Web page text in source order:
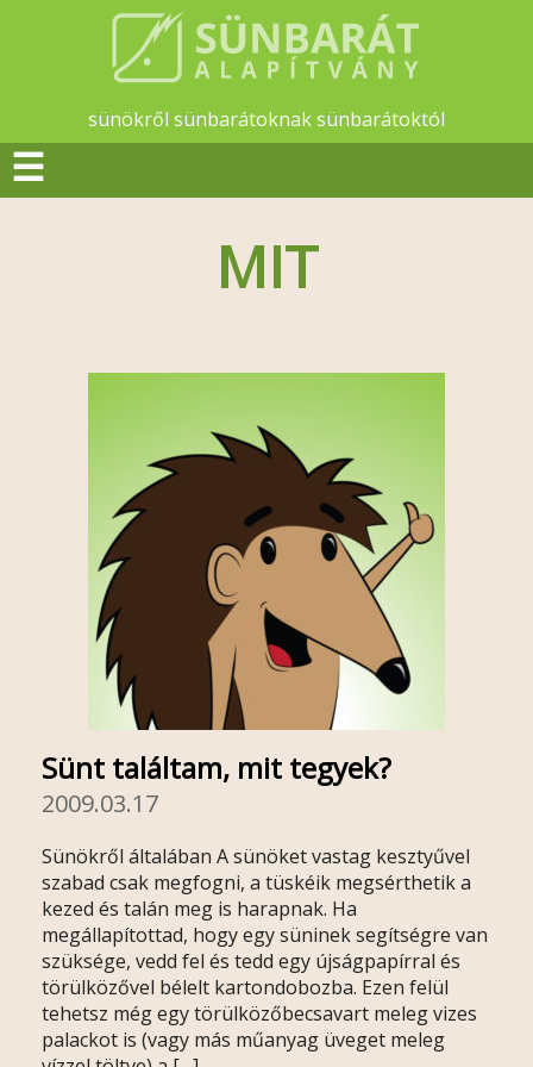
sünökről sünbarátoknak sünbarátoktól
☰
MIT
Sünt találtam, mit tegyek?
2009.03.17
Sünökről általában A sünöket vastag kesztyűvel
szabad csak megfogni, a tüskéik megsérthetik a
kezed és talán meg is harapnak. Ha
megállapítottad, hogy egy süninek segítségre van
szüksége, vedd fel és tedd egy újságpapírral és
törülközővel bélelt kartondobozba. Ezen felül
tehetsz még egy törülközőbecsavart meleg vizes
palackot is (vagy más műanyag üveget meleg